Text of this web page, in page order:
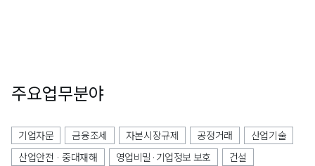
주요업무분야
기업자문 금융조세 자본시장규제 공정거래
산업기술
산업안전 · 중대재해
영업비밀·기업정보 보호
건설